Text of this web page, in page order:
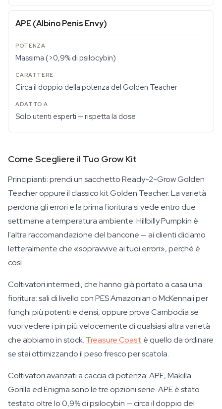
APE (Albino Penis Envy)
Massima (>0,9% di psilocybin)
Circa il doppio della potenza del Golden Teacher
Solo utenti esperti — rispetta la dose
Come Scegliere il Tuo Grow Kit
Principianti: prendi un sacchetto Ready-2-Grow Golden
Teacher oppure il classico kit Golden Teacher. La varietà
perdona gli errori e la prima fioritura si vede entro due
settimane a temperatura ambiente. Hillbilly Pumpkin è
l'altra raccomandazione del bancone — ai clienti diciamo
letteralmente che «sopravvive ai tuoi errori», perché è
così.
Coltivatori intermedi, che hanno già portato a casa una
fioritura: sali di livello con PES Amazonian o McKennaii per
funghi più potenti e densi, oppure prova Cambodia se
vuoi vedere i pin più velocemente di qualsiasi altra varietà
che abbiamo in stock. Treasure Coast è quello da ordinare
se stai ottimizzando il peso fresco per scatola.
Coltivatori avanzati a caccia di potenza: APE, Makilla
Gorilla ed Enigma sono le tre opzioni serie. APE è stato
testato oltre lo 0,9% di psilocybin — circa il doppio del